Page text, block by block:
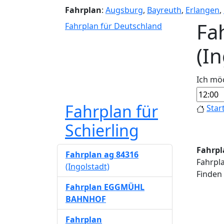
Fahrplan: Augsburg, Bayreuth, Erlangen,
Fahrplan für Deutschland
Ich
Fahrplan für
Schierling
Fahrplan ag 84316
(Ingolstadt)
Fahrplan EGGMÜHL
BAHNHOF
Fahrplan